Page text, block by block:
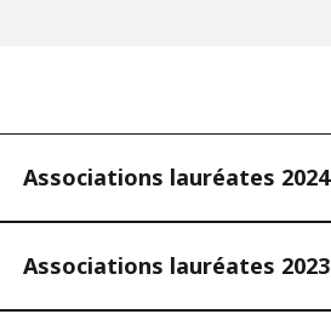
Associations lauréates 2024
Associations lauréates 2023